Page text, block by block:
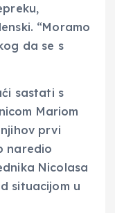
“Moramo
da se s
sastati s
Mariom
prvi
naredio
Nicolasa
situacijom u